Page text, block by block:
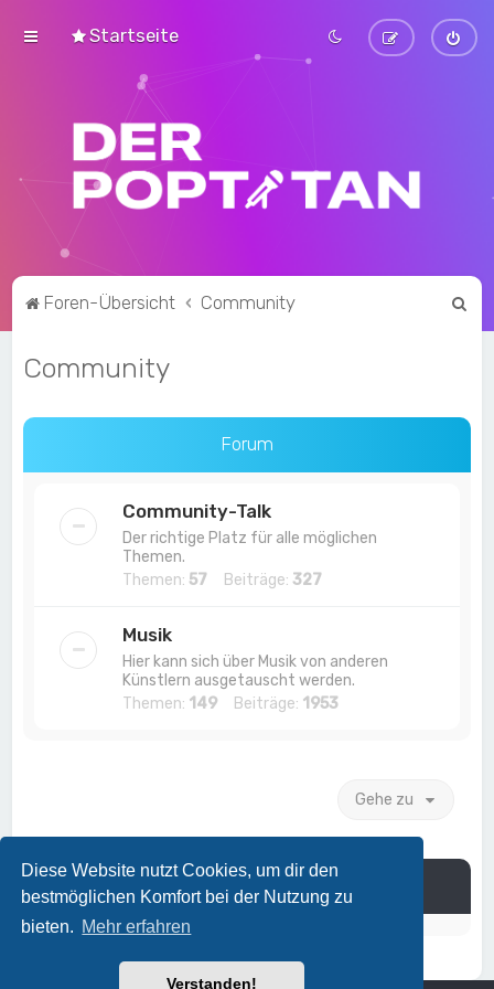
Diese Website nutzt Cookies, um dir den
bestmöglichen Komfort bei der Nutzung zu
bieten. Mehr erfahren
Verstanden!
Startseite
Foren-Übersicht Community
e
Community
Forum
Community-Talk
Der richtige Platz für alle möglichen
Themen.
Themen: 57 Beiträge: 327
Musik
Hier kann sich über Musik von anderen
Künstlern ausgetauscht werden.
Themen: 149 Beiträge: 1953
Gehe zu
Information